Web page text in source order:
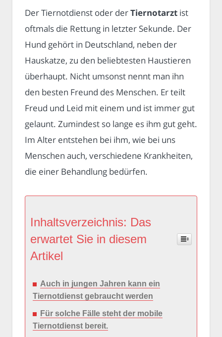
Der Tiernotdienst oder derTiernotarzt ist
oftmals die Rettung in letzter Sekunde. Der
Hund gehört in Deutschland, neben der
Hauskatze, zu den beliebtesten Haustieren
überhaupt. Nicht umsonst nennt man ihn
den besten Freund des Menschen. Er teilt
Freud und Leid mit einem und ist immer gut
gelaunt. Zumindest so lange es ihm gut geht.
Im Alter entstehen bei ihm, wie bei uns
Menschen auch, verschiedene Krankheiten,
die einer Behandlung bedürfen.
Inhaltsverzeichnis: Das
erwartet Sie in diesem
Artikel
Auch in jungen Jahren kann ein
Tiernotdienst gebraucht werden
Für solche Fälle steht der mobile
Tiernotdienst bereit.